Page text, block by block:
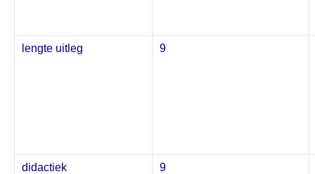
lengte uitleg 9
didactiek 9